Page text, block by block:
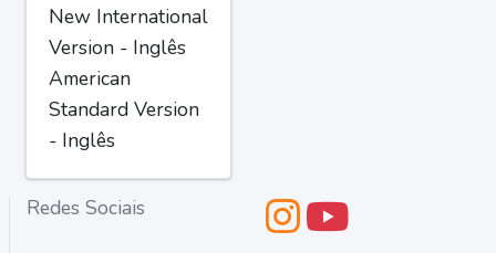
New International
Version - Inglês
American
Standard Version
- Inglês
Redes Sociais